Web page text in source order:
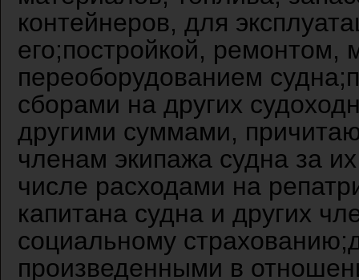
контейнеров, для
его;постройкой, ремонтом,
переоборудованием
сборами на других
другими суммами,
членам экипажа судна за
числе расходами на
капитана судна и других
социальному
произведенными в